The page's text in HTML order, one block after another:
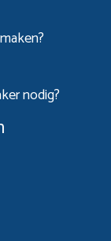
nodig?